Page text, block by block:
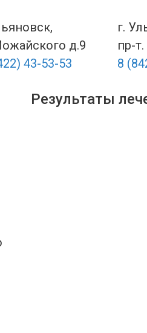
д.9
43-53-53
г.
пр-
8
Результаты